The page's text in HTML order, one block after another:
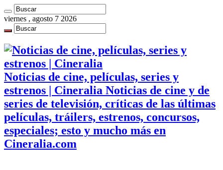
viernes , agosto 7 2026
Noticias de cine, películas, series y
estrenos | Cineralia Noticias de cine y de
series de televisión, críticas de las últimas
películas, tráilers, estrenos, concursos,
especiales; esto y mucho más en
Cineralia.com